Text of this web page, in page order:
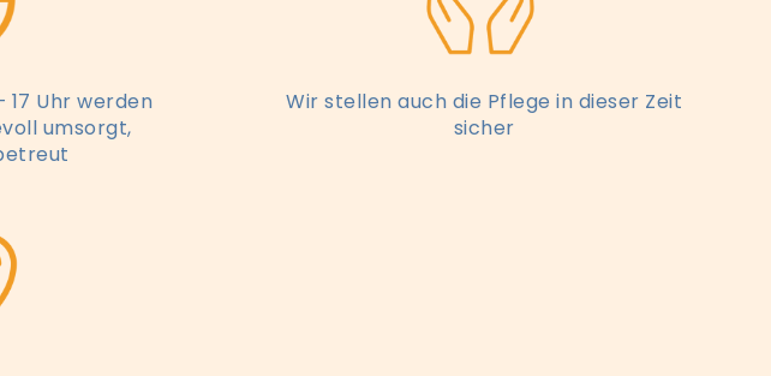
17 Uhr werden
umsorgt,
Wir stellen auch die Pflege in dieser Zeit
sicher